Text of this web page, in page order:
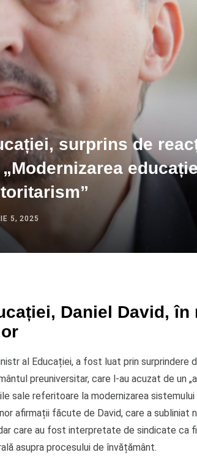
surprins de
5, 2025
Daniel David, în
al Educației, a fost luat prin surprindere
preuniversitar, care l-au acuzat de un
sale referitoare la modernizarea
afirmații făcute de David, care a subliniat
care au fost interpretate de sindicate ca
asupra procesului de învățământ.